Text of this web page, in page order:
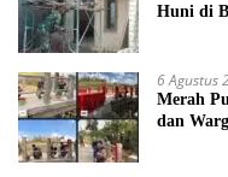
Huni di
6 Agustus
Merah
dan